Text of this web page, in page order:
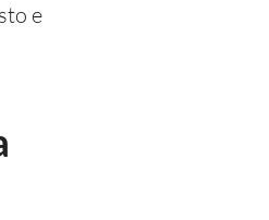
e